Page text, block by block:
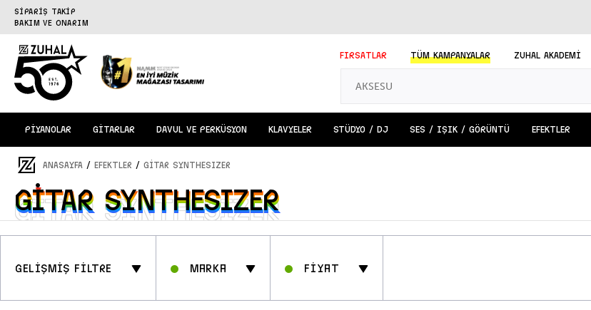
SİPARİŞ TAKİP
BAKIM VE ONARIM
FIRSATLAR TÜMKAMPANYALAR ZUHAL AKADEMİ
PİYANOLAR GİTARLAR DAVUL VE PERKÜSYON KLAVYELER STÜDYO / DJ SES / IŞIK / GÖRÜNTÜ EFEKTLER
ANASAYFA / EFEKTLER / GİTAR SYNTHESIZER
GİTAR SYNTHESIZER
GİTAR SYNTHESIZER
GELİŞMİŞ FİLTRE Marka Fİyat